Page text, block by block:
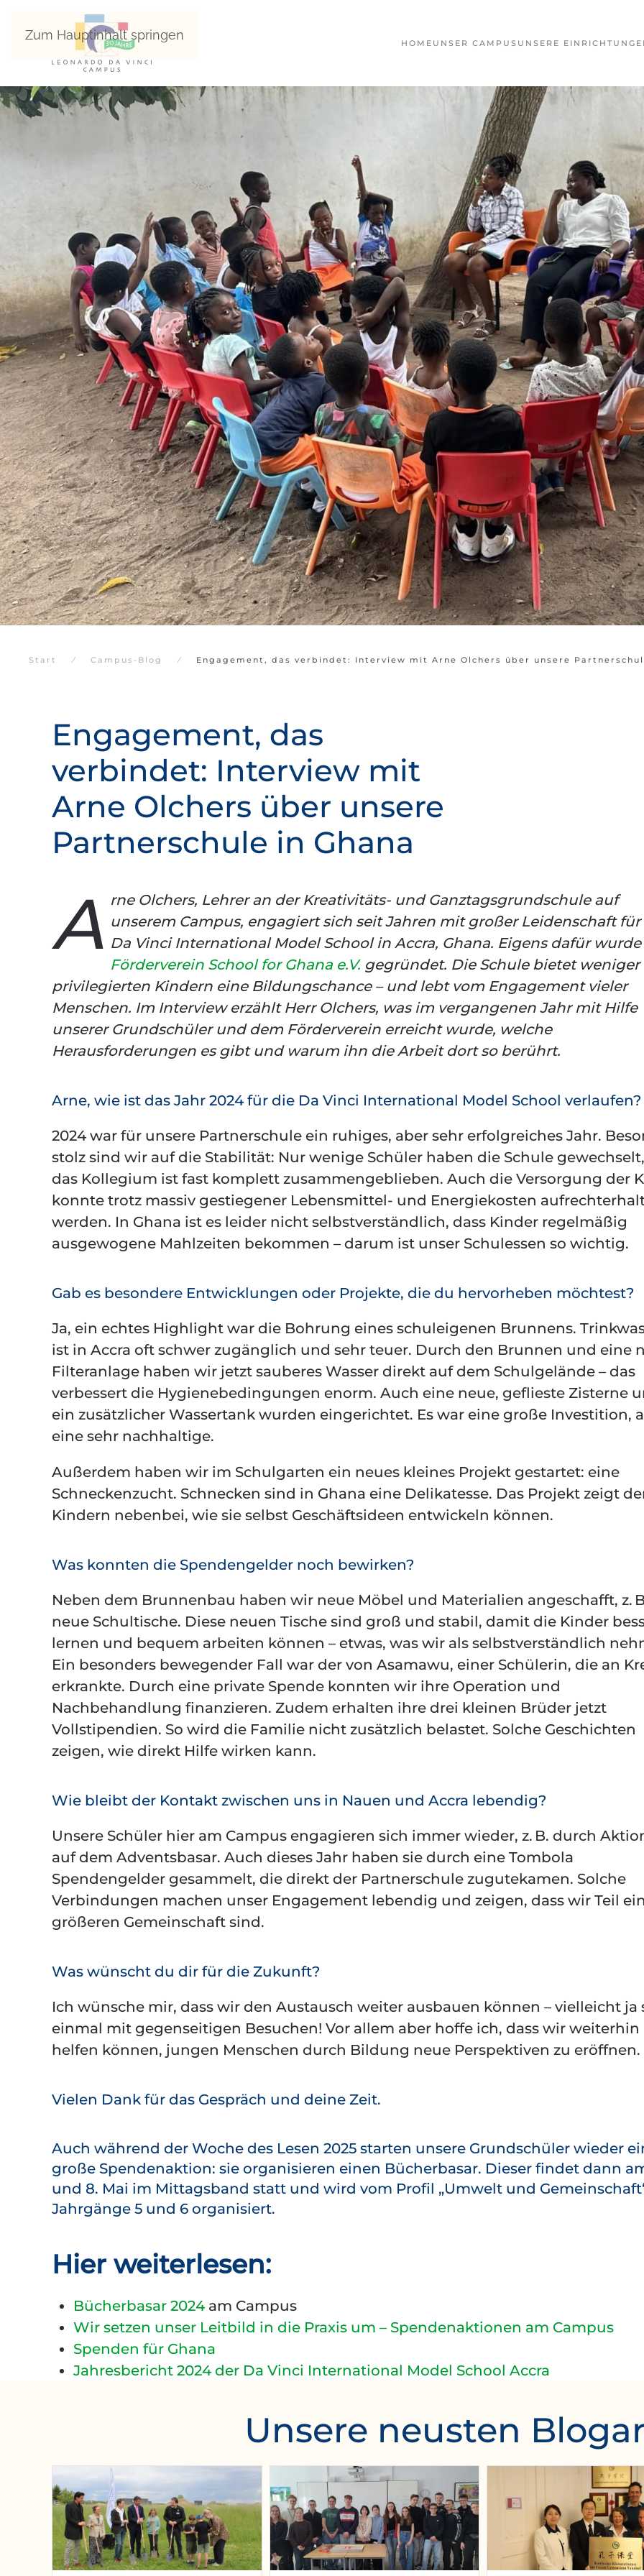
Zum Hauptinhalt springen
HOME UNSER CAMPUS UNSERE
Start Campus-Blog Engagement, das verbindet: Interview mit Arne Olchers über unsere
Engagement, das
verbindet: Interview mit
Arne Olchers über unsere
Partnerschule in Ghana
A rne Olchers, Lehrer an der Kreativitäts- und Ganztagsgrundschule auf
unserem Campus, engagiert sich seit Jahren mit großer Leidenschaft für
Da Vinci International Model School in Accra, Ghana. Eigens dafür
Förderverein School for Ghana e.V. gegründet. Die Schule bietet weniger
privilegierten Kindern eine Bildungschance – und lebt vom Engagement vieler
Menschen. Im Interview erzählt Herr Olchers, was im vergangenen Jahr mit Hilfe
unserer Grundschüler und dem Förderverein erreicht wurde, welche
Herausforderungen es gibt und warum ihn die Arbeit dort so berührt.
Arne, wie ist das Jahr 2024 für die Da Vinci International Model School verlaufen?
2024 war für unsere Partnerschule ein ruhiges, aber sehr erfolgreiches Jahr.
stolz sind wir auf die Stabilität: Nur wenige Schüler haben die Schule
das Kollegium ist fast komplett zusammengeblieben. Auch die Versorgung der
konnte trotz massiv gestiegener Lebensmittel- und Energiekosten
werden. In Ghana ist es leider nicht selbstverständlich, dass Kinder regelmäßig
ausgewogene Mahlzeiten bekommen – darum ist unser Schulessen so wichtig.
Gab es besondere Entwicklungen oder Projekte, die du hervorheben möchtest?
Ja, ein echtes Highlight war die Bohrung eines schuleigenen Brunnens.
ist in Accra oft schwer zugänglich und sehr teuer. Durch den Brunnen und eine
Filteranlage haben wir jetzt sauberes Wasser direkt auf dem Schulgelände – das
verbessert die Hygienebedingungen enorm. Auch eine neue, geflieste Zisterne
ein zusätzlicher Wassertank wurden eingerichtet. Es war eine große Investition,
eine sehr nachhaltige.
Außerdem haben wir im Schulgarten ein neues kleines Projekt gestartet: eine
Schneckenzucht. Schnecken sind in Ghana eine Delikatesse. Das Projekt zeigt
Kindern nebenbei, wie sie selbst Geschäftsideen entwickeln können.
Was konnten die Spendengelder noch bewirken?
Neben dem Brunnenbau haben wir neue Möbel und Materialien angeschafft, z.
neue Schultische. Diese neuen Tische sind groß und stabil, damit die Kinder
lernen und bequem arbeiten können – etwas, was wir als selbstverständlich
Ein besonders bewegender Fall war der von Asamawu, einer Schülerin, die an
erkrankte. Durch eine private Spende konnten wir ihre Operation und
Nachbehandlung finanzieren. Zudem erhalten ihre drei kleinen Brüder jetzt
Vollstipendien. So wird die Familie nicht zusätzlich belastet. Solche Geschichten
zeigen, wie direkt Hilfe wirken kann.
Wie bleibt der Kontakt zwischen uns in Nauen und Accra lebendig?
Unsere Schüler hier am Campus engagieren sich immer wieder, z. B. durch
auf dem Adventsbasar. Auch dieses Jahr haben sie durch eine Tombola
Spendengelder gesammelt, die direkt der Partnerschule zugutekamen. Solche
Verbindungen machen unser Engagement lebendig und zeigen, dass wir Teil
größeren Gemeinschaft sind.
Was wünscht du dir für die Zukunft?
Ich wünsche mir, dass wir den Austausch weiter ausbauen können – vielleicht ja
einmal mit gegenseitigen Besuchen! Vor allem aber hoffe ich, dass wir weiterhin
helfen können, jungen Menschen durch Bildung neue Perspektiven zu eröffnen.
Vielen Dank für das Gespräch und deine Zeit.
Auch während der Woche des Lesen 2025 starten unsere Grundschüler wieder
große Spendenaktion: sie organisieren einen Bücherbasar. Dieser findet dann
und 8. Mai im Mittagsband statt und wird vom Profil „Umwelt und
Jahrgänge 5 und 6 organisiert.
Hier weiterlesen:
Bücherbasar 2024 am Campus
Wir setzen unser Leitbild in die Praxis um – Spendenaktionen am Campus
Spenden für Ghana
Jahresbericht 2024 der Da Vinci International Model School Accra
Unsere neusten